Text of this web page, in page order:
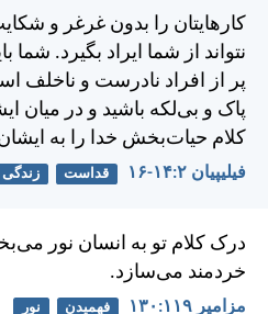
كارهايتان را بدون غرغر و
نتواند از شما ايراد بگيرد. شما
پر از افراد نادرست و ناخلف
پاک و بی‌لكه باشيد و در ميان
كلام حيات‌بخش خدا را به
فيليپیان ۲:‏۱۴-‏۱۶ قداست زندگی
درک كلام تو به انسان نور
خردمند می‌سازد.
مزامير ۱۱۹:‏۱۳۰ فهمیدن نور